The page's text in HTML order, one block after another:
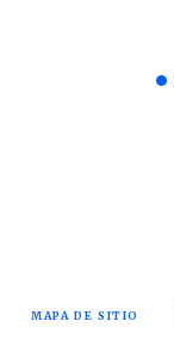
MAPA DE SITIO